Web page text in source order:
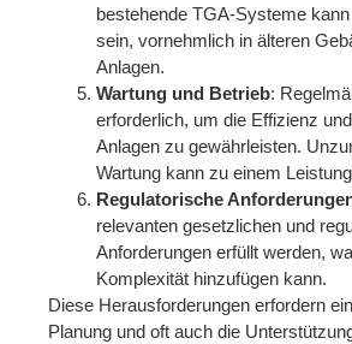
bestehende TGA-Systeme
sein, vornehmlich in älteren
Anlagen.
Wartung und Betrieb:
erforderlich, um die Effizienz
Anlagen zu gewährleisten.
Wartung kann zu einem
Regulatorische
relevanten gesetzlichen und
Anforderungen erfüllt werden,
Komplexität hinzufügen kann.
Diese Herausforderungen erfordern
Planung und oft auch die